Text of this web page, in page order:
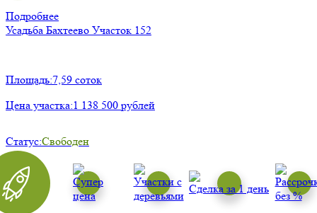
Подробнее
Усадьба Бахтеево Участок 152
Площадь:7,59 соток
Цена участка:1 138 500 рублей
Статус:Свободен